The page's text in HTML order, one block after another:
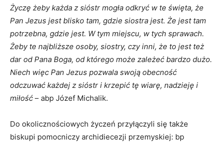
Życzę żeby każda z sióstr mogła odkryć w te święta, że
Pan Jezus jest blisko tam, gdzie siostra jest. Że jest tam
potrzebna, gdzie jest. W tym miejscu, w tych sprawach.
Żeby te najbliższe osoby, siostry, czy inni, że to jest też
dar od Pana Boga, od którego może zależeć bardzo dużo.
Niech więc Pan Jezus pozwala swoją obecność
odczuwać każdej z sióstr i krzepić tę wiarę, nadzieję i
miłość – abp Józef Michalik.
Do okolicznościowych życzeń przyłączyli się także
biskupi pomocniczy archidiecezji przemyskiej: bp